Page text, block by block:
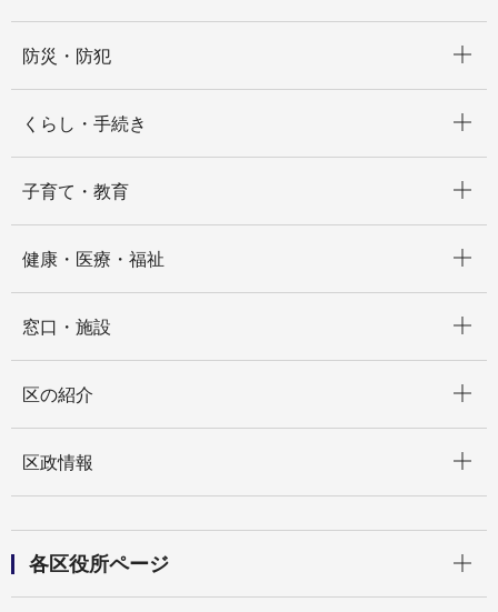
防災・防犯
くらし・手続き
子育て・教育
健康・医療・福祉
窓口・施設
区の紹介
区政情報
各区役所ページ